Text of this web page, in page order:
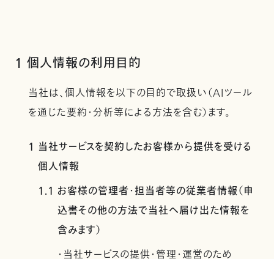
1 個人情報の利用目的
当社は、個人情報を以下の目的で取扱い（AIツール
を通じた要約・分析等による方法を含む）ます。
1 当社サービスを契約したお客様から提供を受ける
個人情報
1.1 お客様の管理者・担当者等の従業者情報（申
込書その他の方法で当社へ届け出た情報を
含みます）
・当社サービスの提供・管理・運営のため